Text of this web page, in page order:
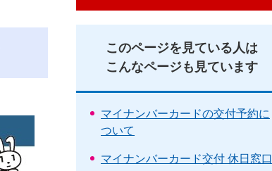
このページを見ている人は
こんなページも見ています
マイナンバーカードの交付予約に
ついて
マイナンバーカード交付 休日窓口